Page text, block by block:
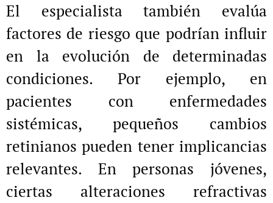
El especialista también evalúa
factores de riesgo que podrían influir
en la evolución de determinadas
condiciones. Por ejemplo, en
pacientes con enfermedades
sistémicas, pequeños cambios
retinianos pueden tener implicancias
relevantes. En personas jóvenes,
ciertas alteraciones refractivas